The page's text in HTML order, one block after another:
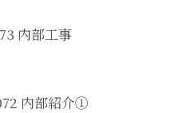
内部工事
内部紹介①